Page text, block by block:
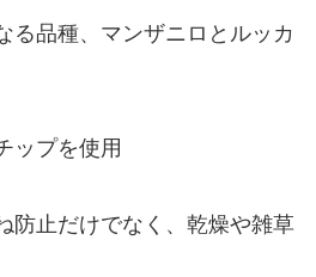
る品種、マンザニロとルッカ
ップを使用
防止だけでなく、乾燥や雑草